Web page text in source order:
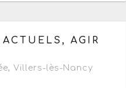
à partir de 20h30
AGIR
, Villers-lès-Nancy